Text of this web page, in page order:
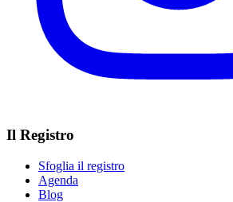
Il Registro
Sfoglia il registro
Agenda
Blog